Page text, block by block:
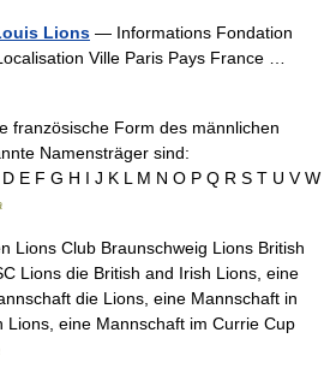
Lions — Informations Fondation
Ville Paris Pays France …
französische Form des männlichen
Namensträger sind:
E F G H I J K L M N O P Q R S T U V W
Lions Club Braunschweig Lions British
Lions die British and Irish Lions, eine
die Lions, eine Mannschaft in
Lions, eine Mannschaft im Currie Cup